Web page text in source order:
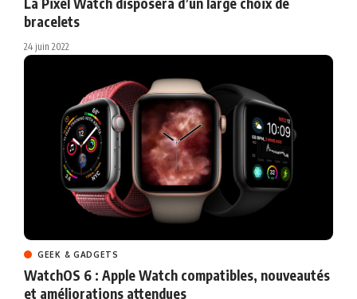
bracelets
24 juin 2022
GEEK & GADGETS
WatchOS 6 : Apple Watch compatibles, nouveautés
et améliorations attendues